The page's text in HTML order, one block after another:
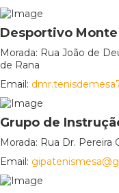
Desportivo Monte
Morada: Rua João de
de Rana
Email:
Grupo de
Morada: Rua Dr. Pereira
Email: